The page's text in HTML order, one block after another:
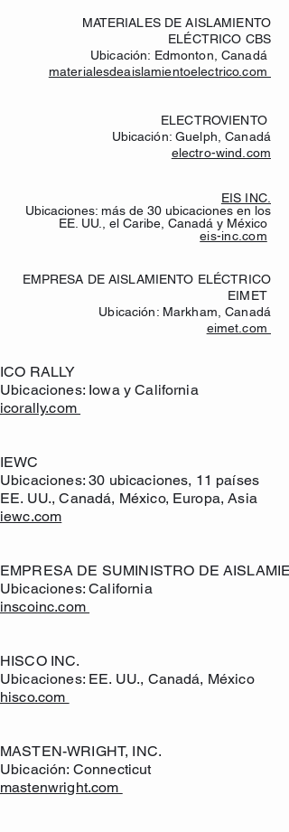
MATERIALES DE AISLAMIENTO
ELÉCTRICO CBS
Ubicación: Edmonton, Canadá
materialesdeaislamientoelectrico.com
ELECTROVIENTO
Ubicación: Guelph, Canadá
electro-wind.com
EIS INC.
Ubicaciones: más de 30 ubicaciones en los
EE. UU., el Caribe, Canadá y México
eis-inc.com
EMPRESA DE AISLAMIENTO ELÉCTRICO
EIMET
Ubicación: Markham, Canadá
eimet.com
ICO RALLY
Ubicaciones: Iowa y California
icorally.com
IEWC
Ubicaciones: 30 ubicaciones, 11 países
EE. UU., Canadá, México, Europa, Asia
iewc.com
EMPRESA DE SUMINISTRO DE
Ubicaciones: California
inscoinc.com
HISCO INC.
Ubicaciones: EE. UU., Canadá, México
hisco.com
MASTEN-WRIGHT, INC.
Ubicación: Connecticut
mastenwright.com